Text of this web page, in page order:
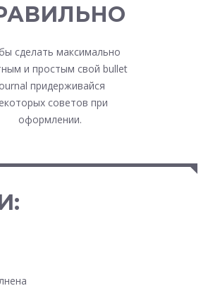
сделать максимально
и простым свой bullet
придерживайся
советов при
оформлении.